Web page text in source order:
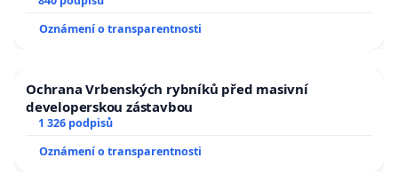
Oznámení o transparentnosti
Ochrana Vrbenských rybníků před masivní
developerskou zástavbou
1 326 podpisů
Oznámení o transparentnosti